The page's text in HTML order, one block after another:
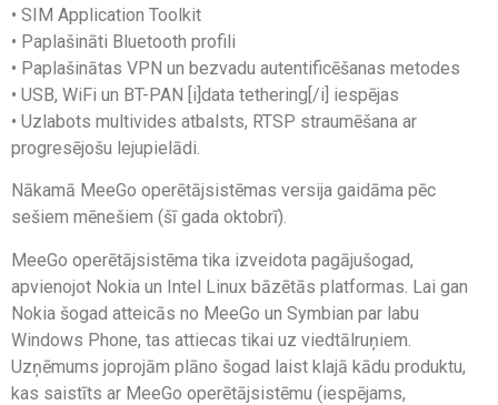
• SIM Application Toolkit
• Paplašināti Bluetooth profili
• Paplašinātas VPN un bezvadu autentificēšanas metodes
• USB, WiFi un BT-PAN [i]data tethering[/i] iespējas
• Uzlabots multivides atbalsts, RTSP straumēšana ar
progresējošu lejupielādi.
Nākamā MeeGo operētājsistēmas versija gaidāma pēc
sešiem mēnešiem (šī gada oktobrī).
MeeGo operētājsistēma tika izveidota pagājušogad,
apvienojot Nokia un Intel Linux bāzētās platformas. Lai gan
Nokia šogad atteicās no MeeGo un Symbian par labu
Windows Phone, tas attiecas tikai uz viedtālruņiem.
Uzņēmums joprojām plāno šogad laist klajā kādu produktu,
kas saistīts ar MeeGo operētājsistēmu (iespējams,